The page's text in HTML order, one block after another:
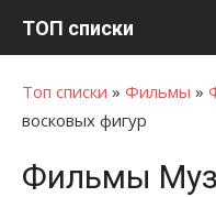
ТОП списки
Топ списки » Фильмы »
восковых фигур
Фильмы